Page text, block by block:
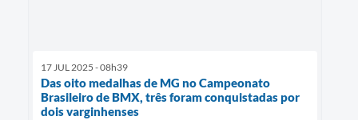
17 JUL 2025 - 08h39
Das oito medalhas de MG no Campeonato
Brasileiro de BMX, três foram conquistadas por
dois varginhenses